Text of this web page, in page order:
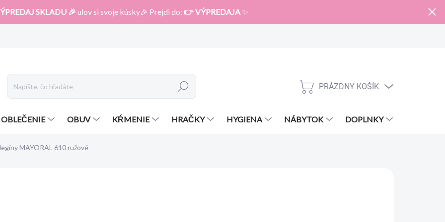
SKLADU 🎉 ulov si svoje kúsky🎉 Prejdi do: 👉 VÝPREDAJA ✨
Hľadať
NÁKUPNÝ
PRÁZDNY KOŠÍK
OBLEČENIE OBUV KŔMENIE HRAČKY HYGIENA NÁBYTOK DOPLNKY
MAYORAL 610 ružové